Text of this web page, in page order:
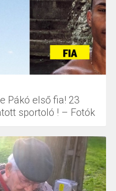
Pákó első fia! 23
sportoló ! – Fotók